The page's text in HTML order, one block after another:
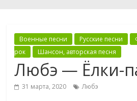
Военные песни Русские песни
рок
Шансон, авторская песня
Любэ — Ёлки-
31 марта, 2020 Любэ